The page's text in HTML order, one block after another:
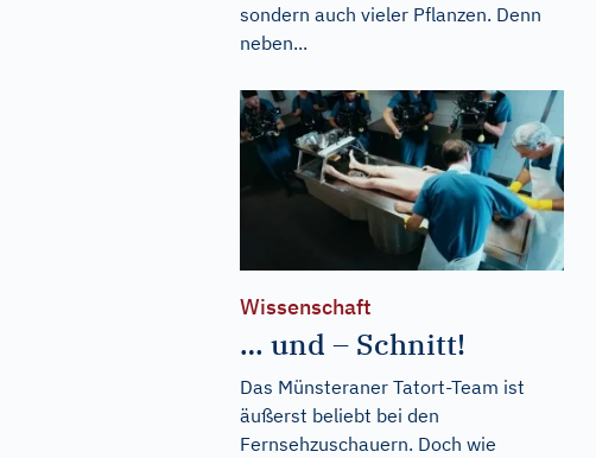
sondern auch vieler Pflanzen. Denn
neben...
Wissenschaft
… und – Schnitt!
Das Münsteraner Tatort-Team ist
äußerst beliebt bei den
Fernsehzuschauern. Doch wie